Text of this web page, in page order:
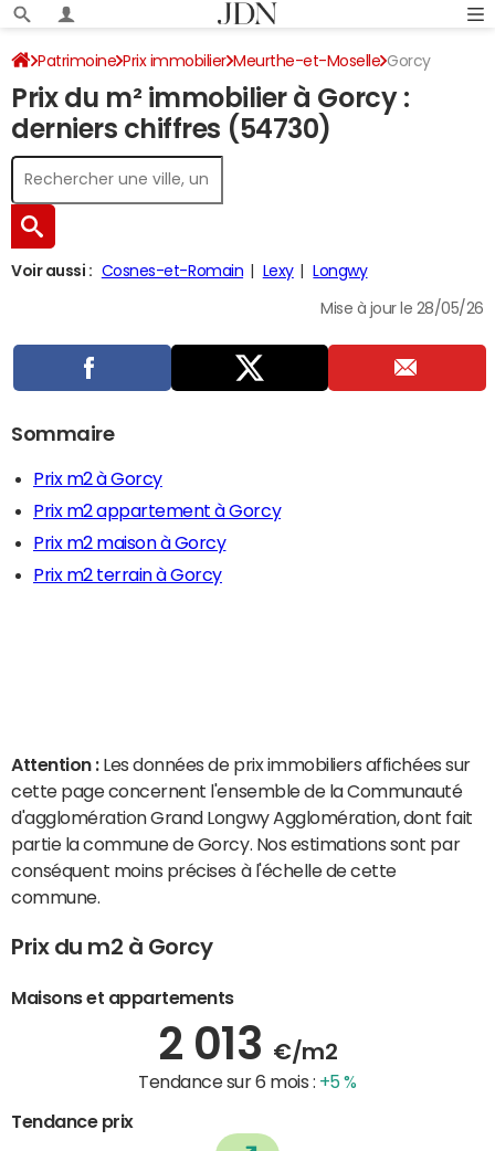
Patrimoine Prix immobilier Meurthe-et-Moselle Gorcy
Prix du m² immobilier à Gorcy :
derniers chiffres (54730)
Voir aussi : Cosnes-et-Romain Lexy Longwy
Mise à jour le 28/05/26
Sommaire
Prix m2 à Gorcy
Prix m2 appartement à Gorcy
Prix m2 maison à Gorcy
Prix m2 terrain à Gorcy
Attention : Les données de prix immobiliers affichées sur
cette page concernent l'ensemble de la Communauté
d'agglomération Grand Longwy Agglomération, dont fait
partie la commune de Gorcy. Nos estimations sont par
conséquent moins précises à l'échelle de cette
commune.
Prix du m2 à Gorcy
Maisons et appartements
2 013 €/m2
Tendance sur 6 mois : +5 %
Tendance prix